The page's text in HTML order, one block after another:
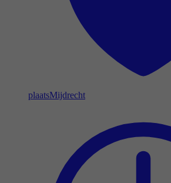
plaatsMijdrecht